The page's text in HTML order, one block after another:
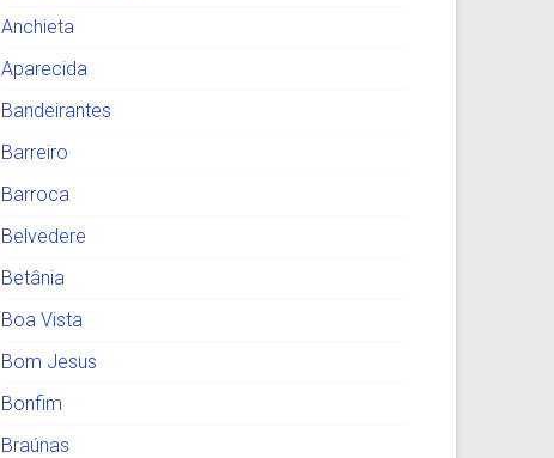
Anchieta
Aparecida
Bandeirantes
Barreiro
Barroca
Belvedere
Betânia
Boa Vista
Bom Jesus
Bonfim
Braúnas